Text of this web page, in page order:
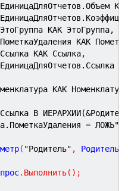
КАК ЭтоГруппа,
КАК
КАК Ссылка,
КАК Номенклатура
В
= ЛОЖЬ"
( "Родитель" , Родитель
. Выполнить( ) ;